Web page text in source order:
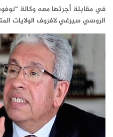
في مقابلة أجرتها معه وكالة
الروسي سيرغي لافروف الولايات